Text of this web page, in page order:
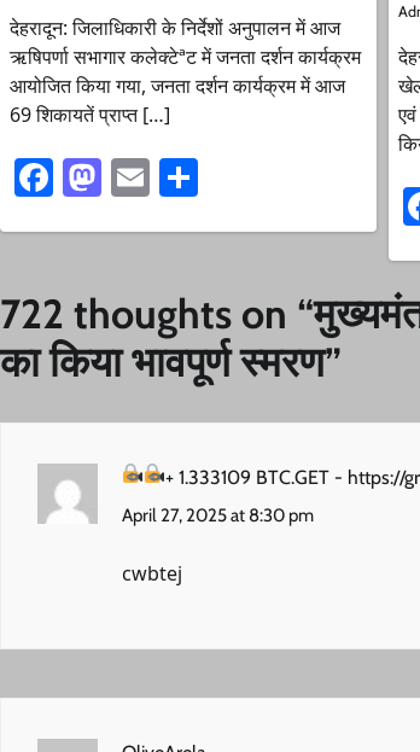
देहरादून: जिलाधिकारी के निर्देशों अनुपालन में आज
ऋषिपर्णा सभागार कलेक्टेªट में जनता दर्शन कार्यक्रम
आयोजित किया गया, जनता दर्शन कार्यक्रम में आज
69 शिकायतें प्राप्त […]
Facebook
Mastodon
Email
722 thoughts on “
का किया भावपूर्ण स्मरण”
+ 1.333109 BTC.GET -
April 27, 2025 at 8:30 pm
cwbtej